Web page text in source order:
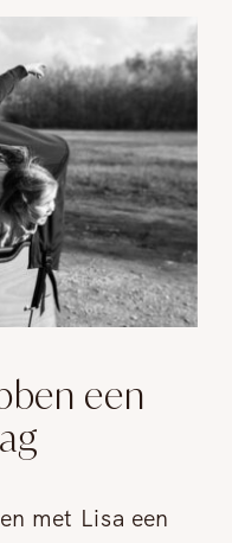
met Lisa een
een